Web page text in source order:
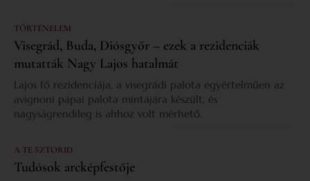
TÖRTÉNELEM
Visegrád, Buda, Diósgyőr – ezek a rezidenciák
mutatták Nagy Lajos hatalmát
Lajos fő rezidenciája, a visegrádi palota egyértelműen az
avignoni pápai palota mintájára készült, és
nagyságrendileg is ahhoz volt mérhető.
A TE SZTORID
Tudósok arcképfestője